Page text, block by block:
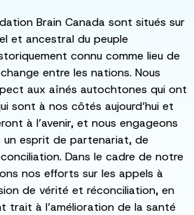
Brain Canada sont situés sur
et ancestral du peuple
connu comme lieu de
entre les nations. Nous
aux aînés autochtones qui ont
sont à nos côtés aujourd’hui et
à l’avenir, et nous engageons
un esprit de partenariat, de
Dans le cadre de notre
nos efforts sur les appels à
de vérité et réconciliation, en
trait à l’amélioration de la santé